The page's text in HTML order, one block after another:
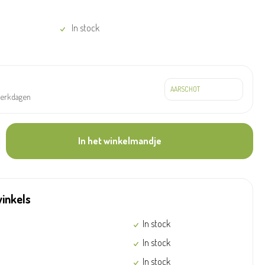
In stock
In het winkelmandje
In stock
In stock
In stock